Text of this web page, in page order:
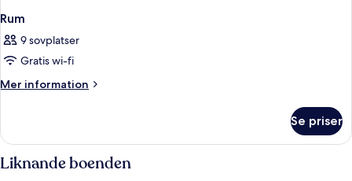
Rum
9 sovplatser
Gratis wi-fi
Mer information
Mer
Se priser
Liknande boenden